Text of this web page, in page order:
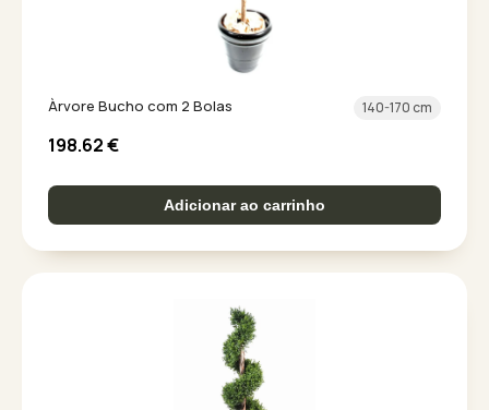
Àrvore Bucho com 2 Bolas 140-170 cm
198.62€
Adicionar ao carrinho